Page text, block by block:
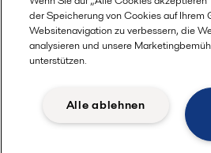
Alle Büros
Cookie-
Legal terms and
der Speicherung von Cookies auf Ihrem
Websitenavigation zu verbessern, die
analysieren und unsere
unterstützen.
Alle ablehnen